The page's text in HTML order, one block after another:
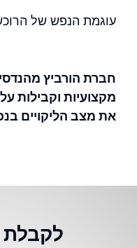
עוגמת הנפש של הרוכשים
חברתהורביץ מהנדסים
מקצועיות וקבילות על
את מצב הליקויים בנכס
לקבלת